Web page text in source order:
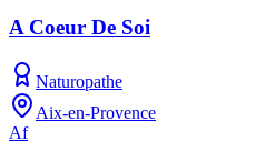
A Coeur De Soi
Naturopathe
Aix-en-Provence
Af